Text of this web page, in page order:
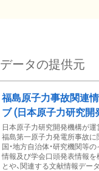
データの提供元
福島原子力事故関連
ブ (日本原子力研究開
日本原子力研究開発機構が運
福島第一原子力発電所事故に
国・地方自治体・研究機関等
情報及び学会口頭発表情報を
とや、関連する文献情報デー